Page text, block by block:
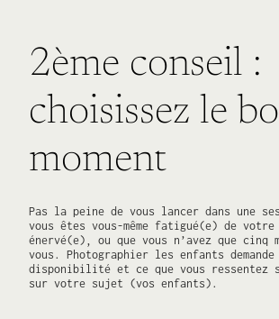
2ème conseil :
choisissez le
moment
Pas la peine de vous lancer dans une
vous êtes vous-même fatigué(e) de votre
énervé(e), ou que vous n’avez que cinq
vous. Photographier les enfants
disponibilité et ce que vous ressentez
sur votre sujet (vos enfants).